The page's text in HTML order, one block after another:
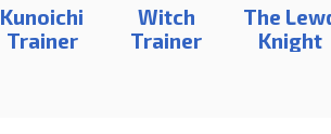
Kunoichi
Trainer
Witch
Trainer
The
Knight